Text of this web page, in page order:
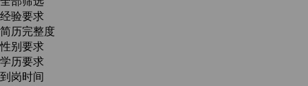
经验要求
简历完整度
性别要求
学历要求
到岗时间